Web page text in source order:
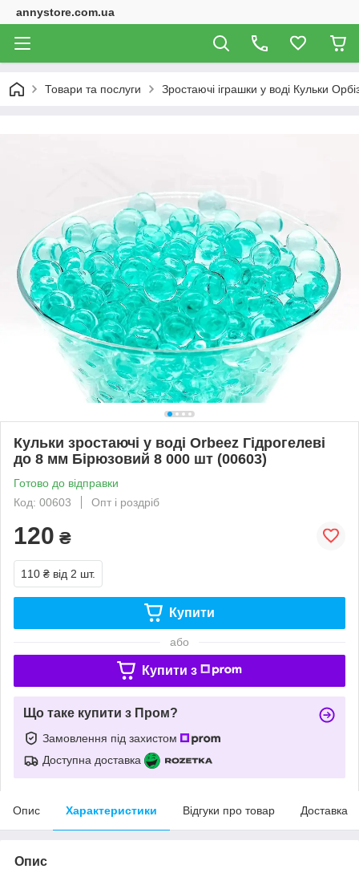
annystore.com.ua
Товари та послуги Зростаючі іграшки у воді Кульки
Кульки зростаючі у воді Orbeez Гідрогелеві
до 8 мм Бірюзовий 8 000 шт (00603)
Готово до відправки
Код: 00603
Опт і роздріб
120 ₴
110 ₴ від 2 шт.
Купити
або
Купити з
Що таке купити з Пром?
Замовлення під захистом
Доступна доставка
Опис Характеристики Відгуки про товар Доставка
Опис